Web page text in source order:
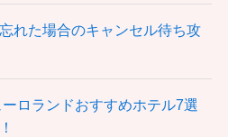
れた場合のキャンセル待ち攻
ーロランドおすすめホテル7選